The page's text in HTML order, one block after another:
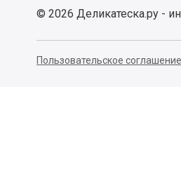
© 2026 Деликатеска.ру -
Пользовательское соглашение